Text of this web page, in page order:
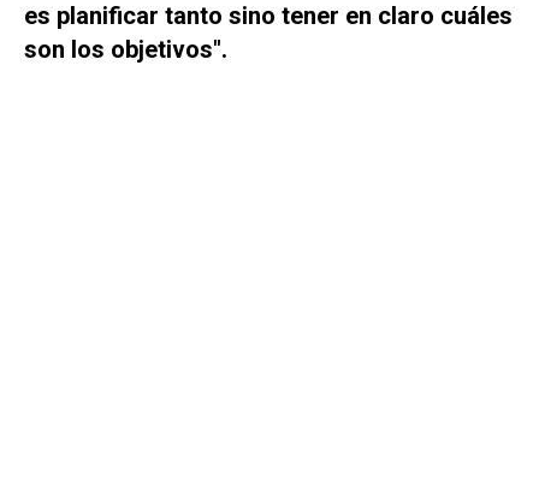
es planificar tanto sino tener en claro cuáles
son los objetivos".